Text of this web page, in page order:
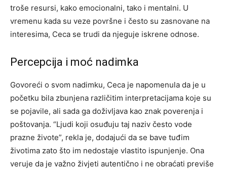
troše resursi, kako emocionalni, tako i mentalni. U
vremenu kada su veze površne i često su zasnovane na
interesima, Ceca se trudi da njeguje iskrene odnose.
Percepcija i moć nadimka
Govoreći o svom nadimku, Ceca je napomenula da je u
početku bila zbunjena različitim interpretacijama koje su
se pojavile, ali sada ga doživljava kao znak poverenja i
poštovanja. “Ljudi koji osuđuju taj naziv često vode
prazne živote”, rekla je, dodajući da se bave tuđim
životima zato što im nedostaje vlastito ispunjenje. Ona
veruje da je važno živjeti autentično i ne obraćati previše